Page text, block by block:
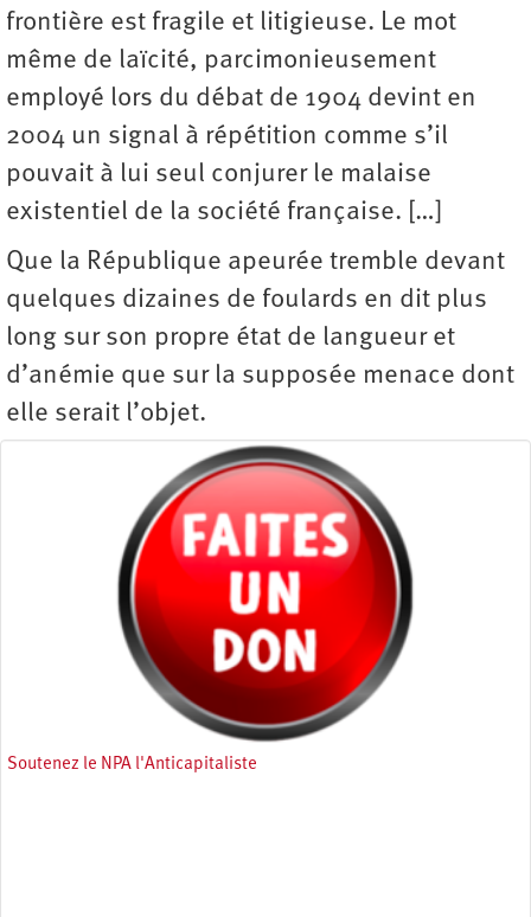
frontière est fragile et litigieuse. Le mot
même de laïcité, parcimonieusement
employé lors du débat de 1904 devint en
2004 un signal à répétition comme s’il
pouvait à lui seul conjurer le malaise
existentiel de la société française. […]
Que la République apeurée tremble devant
quelques dizaines de foulards en dit plus
long sur son propre état de langueur et
d’anémie que sur la supposée menace dont
elle serait l’objet.
Soutenez le NPA l'Anticapitaliste